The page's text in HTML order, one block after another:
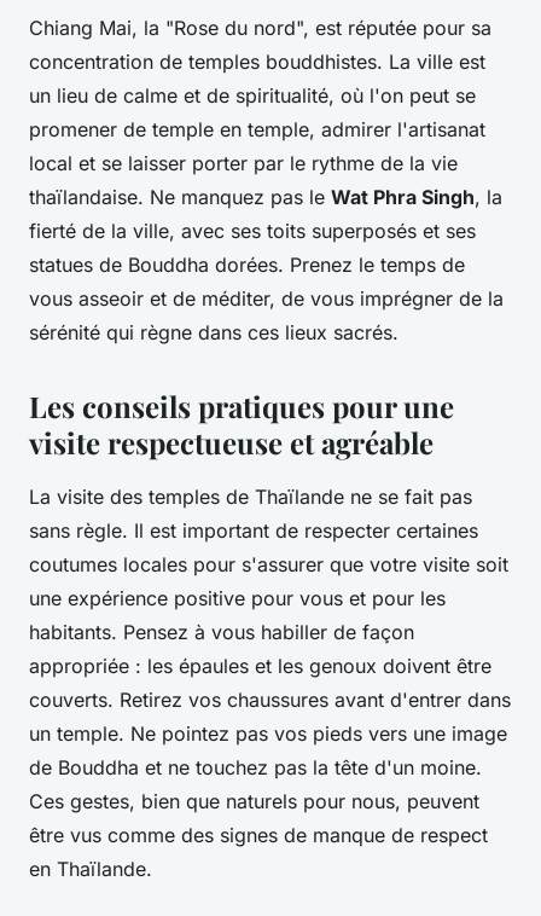
Chiang Mai, la "Rose du nord", est réputée pour sa
concentration de temples bouddhistes. La ville est
un lieu de calme et de spiritualité, où l'on peut se
promener de temple en temple, admirer l'artisanat
local et se laisser porter par le rythme de la vie
thaïlandaise. Ne manquez pas le Wat Phra Singh, la
fierté de la ville, avec ses toits superposés et ses
statues de Bouddha dorées. Prenez le temps de
vous asseoir et de méditer, de vous imprégner de la
sérénité qui règne dans ces lieux sacrés.
Les conseils pratiques pour une
visite respectueuse et agréable
La visite des temples de Thaïlande ne se fait pas
sans règle. Il est important de respecter certaines
coutumes locales pour s'assurer que votre visite soit
une expérience positive pour vous et pour les
habitants. Pensez à vous habiller de façon
appropriée : les épaules et les genoux doivent être
couverts. Retirez vos chaussures avant d'entrer dans
un temple. Ne pointez pas vos pieds vers une image
de Bouddha et ne touchez pas la tête d'un moine.
Ces gestes, bien que naturels pour nous, peuvent
être vus comme des signes de manque de respect
en Thaïlande.